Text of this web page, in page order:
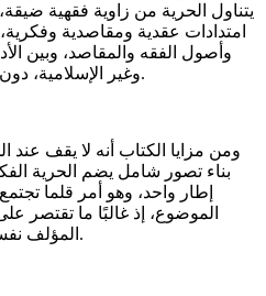
يتناول الحرية من زاوية فقهية
امتدادات عقدية ومقاصدية
وأصول الفقه والمقاصد، وبين
وغير الإسلامية، دون أن يفقد الكتاب هويته الشرعية.
ومن مزايا الكتاب أنه لا يقف عند
بناء تصور شامل يضم الحرية
إطار واحد، وهو أمر قلما
الموضوع، إذ غالبًا ما تقتصر
المؤلف نفسه إلى هذا المقصد في المقدمة.